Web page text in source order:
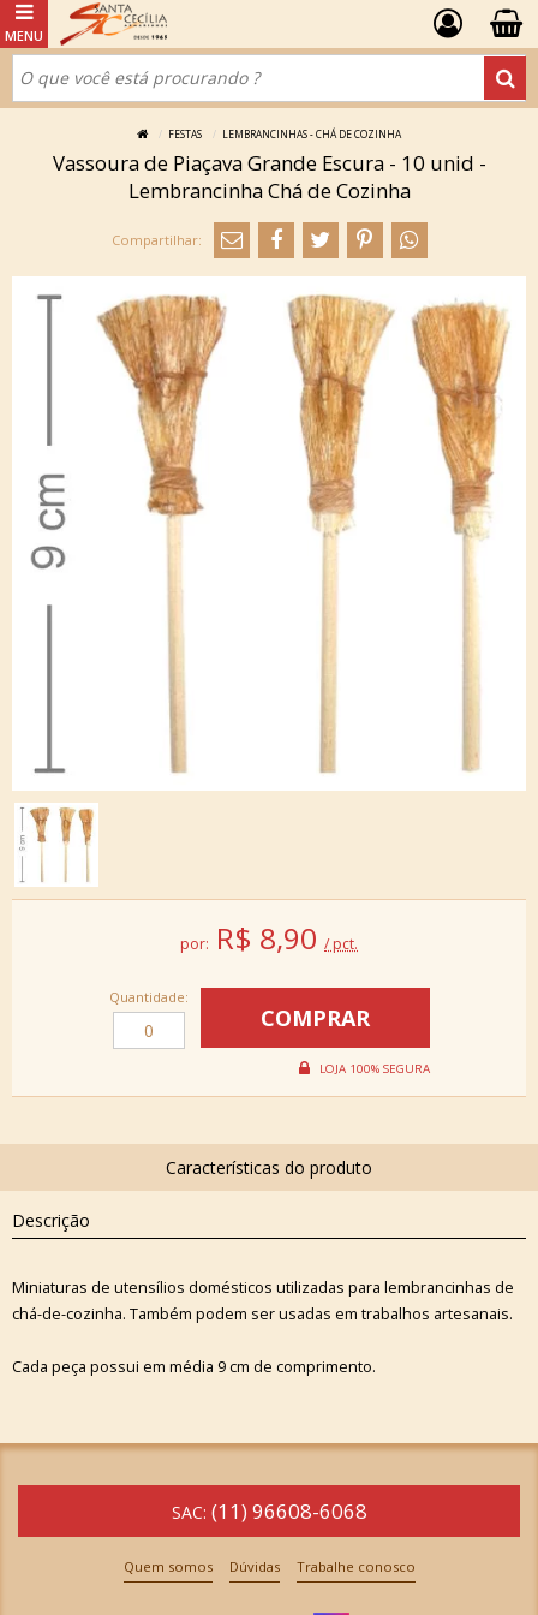
FESTAS LEMBRANCINHAS - CHÁ DE COZINHA
Vassoura de Piaçava Grande Escura - 10 unid -
Lembrancinha Chá de Cozinha
por: R$ 8,90 / pct.
Quantidade:
Descrição
Miniaturas de utensílios domésticos utilizadas para lembrancinhas de
chá-de-cozinha. Também podem ser usadas em trabalhos artesanais.
Cada peça possui em média 9 cm de comprimento.
SAC: (11) 96608-6068
Quem somos Dúvidas Trabalhe conosco